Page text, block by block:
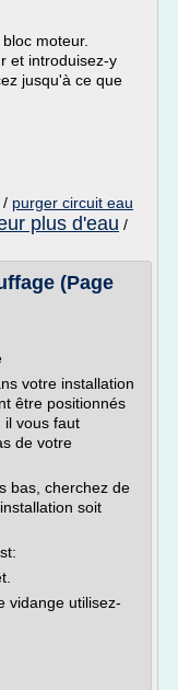
moteur.
et introduisez-y
jusqu'à ce que
/ purger circuit eau
plus d'eau /
(Page
votre installation
être positionnés
il vous faut
de votre
bas, cherchez de
soit
vidange utilisez-